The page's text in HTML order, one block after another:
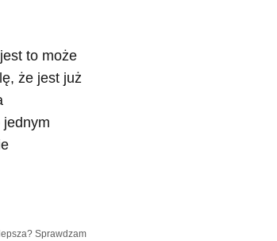
to może
że jest już
jednym
Sprawdzam